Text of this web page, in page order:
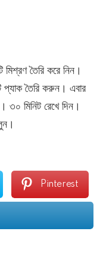
মিশ্রণ তৈরি করে নিন।
প্যাক তৈরি করুন। এবার
৩০ মিনিট রেখে দিন।
Pinterest